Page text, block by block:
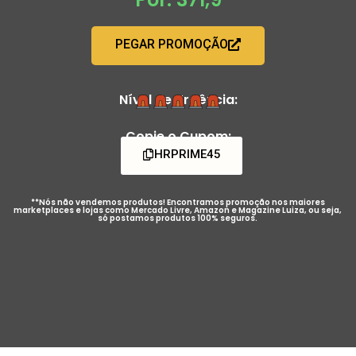
PEGAR PROMOÇÃO
Nível de Urgência:
Copie o Cupom:
HRPRIME45
**Nós não vendemos produtos! Encontramos promoção nos maiores
marketplaces e lojas como Mercado Livre, Amazon e Magazine Luiza, ou seja,
só postamos produtos 100% seguros.